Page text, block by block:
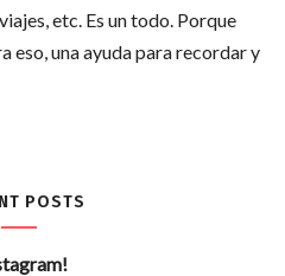
etc. Es un todo. Porque
eso, una ayuda para recordar y
POSTS